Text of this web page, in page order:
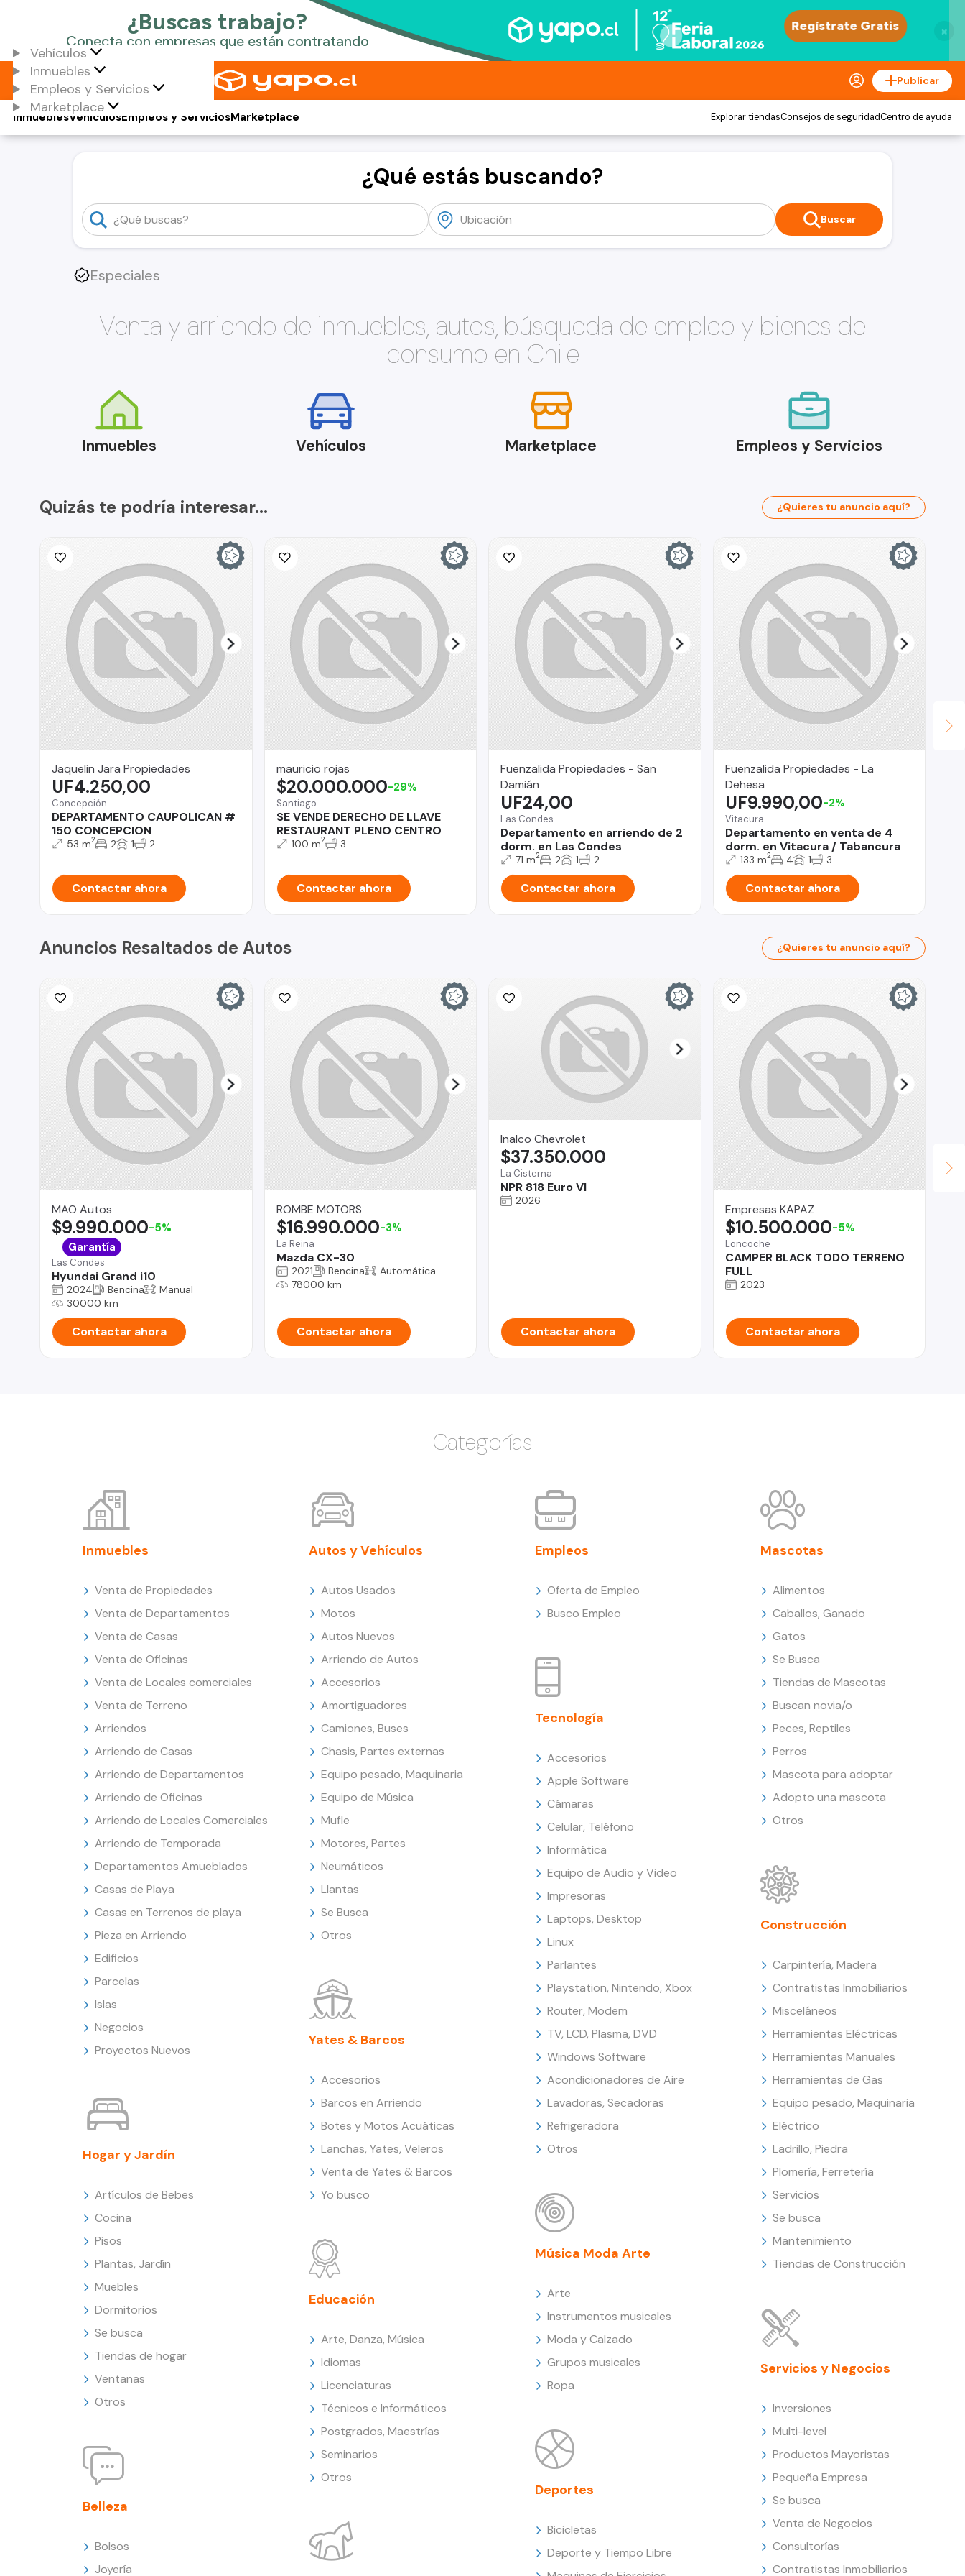
×
Vehículos
Inmuebles
Empleos y Servicios
Marketplace
Publicar
Vehículos
Inmuebles Empleos y ServiciosMarketplace Explorar tiendasConsejos de seguridadCentro de ayuda
¿Qué estás buscando?
Buscar
Especiales
Venta y arriendo de inmuebles, autos, búsqueda de empleo y bienes de
consumo en Chile
Inmuebles Vehículos Marketplace Empleos y Servicios
Quizás te podría interesar... ¿Quieres tu anuncio aquí?
Jaquelin Jara Propiedades
Concepción
DEPARTAMENTO CAUPOLICAN #
150 CONCEPCION
UF4.250,00
53 m2 2 1 2
Contactar ahora
mauricio rojas
Santiago
SE VENDE DERECHO DE LLAVE
RESTAURANT PLENO CENTRO
$20.000.000-29%
100 m2 3
Contactar ahora
Fuenzalida Propiedades - San
Damián
Las Condes
Departamento en arriendo de 2
dorm. en Las Condes
UF24,00
71 m2 2 1 2
Contactar ahora
Fuenzalida Propiedades - La
Dehesa
Vitacura
Departamento en venta de 4
dorm. en Vitacura / Tabancura
UF9.990,00-2%
133 m2 4 1 3
Contactar ahora
Anuncios Resaltados de Autos ¿Quieres tu anuncio aquí?
MAO Autos
Las Condes
Hyundai Grand i10
$9.990.000-5%
Garantía
2024 Bencina
Manual
30000 km
Contactar ahora
ROMBE MOTORS
La Reina
Mazda CX-30
$16.990.000-3%
2021 Bencina
Automática
78000 km
Contactar ahora
Inalco Chevrolet
La Cisterna
NPR 818 Euro VI
$37.350.000
2026
Contactar ahora
Empresas KAPAZ
Loncoche
CAMPER BLACK TODO TERRENO
FULL
$10.500.000-5%
2023
Contactar ahora
La
Categorías
Inmuebles
Venta de Propiedades
Venta de Departamentos
Venta de Casas
Venta de Oficinas
Venta de Locales comerciales
Venta de Terreno
Arriendos
Arriendo de Casas
Arriendo de Departamentos
Arriendo de Oficinas
Arriendo de Locales Comerciales
Arriendo de Temporada
Departamentos Amueblados
Casas de Playa
Casas en Terrenos de playa
Pieza en Arriendo
Edificios
Parcelas
Islas
Negocios
Proyectos Nuevos
Hogar y Jardín
Artículos de Bebes
Cocina
Pisos
Plantas, Jardín
Muebles
Dormitorios
Se busca
Tiendas de hogar
Ventanas
Otros
Belleza
Bolsos
Joyería
Autos y Vehículos
Autos Usados
Motos
Autos Nuevos
Arriendo de Autos
Accesorios
Amortiguadores
Camiones, Buses
Chasis, Partes externas
Equipo pesado, Maquinaria
Equipo de Música
Mufle
Motores, Partes
Neumáticos
Llantas
Se Busca
Otros
Yates & Barcos
Accesorios
Barcos en Arriendo
Botes y Motos Acuáticas
Lanchas, Yates, Veleros
Venta de Yates & Barcos
Yo busco
Educación
Arte, Danza, Música
Idiomas
Licenciaturas
Técnicos e Informáticos
Postgrados, Maestrías
Seminarios
Otros
Empleos
Oferta de Empleo
Busco Empleo
Tecnología
Accesorios
Apple Software
Cámaras
Celular, Teléfono
Informática
Equipo de Audio y Video
Impresoras
Laptops, Desktop
Linux
Parlantes
Playstation, Nintendo, Xbox
Router, Modem
TV, LCD, Plasma, DVD
Windows Software
Acondicionadores de Aire
Lavadoras, Secadoras
Refrigeradora
Otros
Música Moda Arte
Arte
Instrumentos musicales
Moda y Calzado
Grupos musicales
Ropa
Deportes
Bicicletas
Deporte y Tiempo Libre
Mascotas
Alimentos
Caballos, Ganado
Gatos
Se Busca
Tiendas de Mascotas
Buscan novia/o
Peces, Reptiles
Perros
Mascota para adoptar
Adopto una mascota
Otros
Construcción
Carpintería, Madera
Contratistas Inmobiliarios
Misceláneos
Herramientas Eléctricas
Herramientas Manuales
Herramientas de Gas
Equipo pesado, Maquinaria
Eléctrico
Ladrillo, Piedra
Plomería, Ferretería
Servicios
Se busca
Mantenimiento
Tiendas de Construcción
Servicios y Negocios
Inversiones
Multi-level
Productos Mayoristas
Pequeña Empresa
Se busca
Venta de Negocios
Consultorías
Contratistas Inmobiliarios